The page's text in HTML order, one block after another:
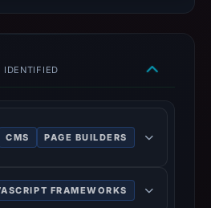
missing
IDENTIFIED
CMS PAGE BUILDERS
a no-code web design
designing and
FRAMEWORKS